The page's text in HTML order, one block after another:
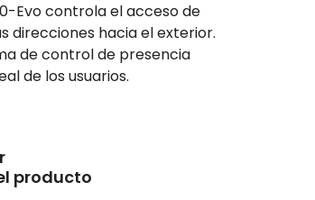
Evo controla el acceso de
direcciones hacia el exterior.
de control de presencia
de los usuarios.
producto